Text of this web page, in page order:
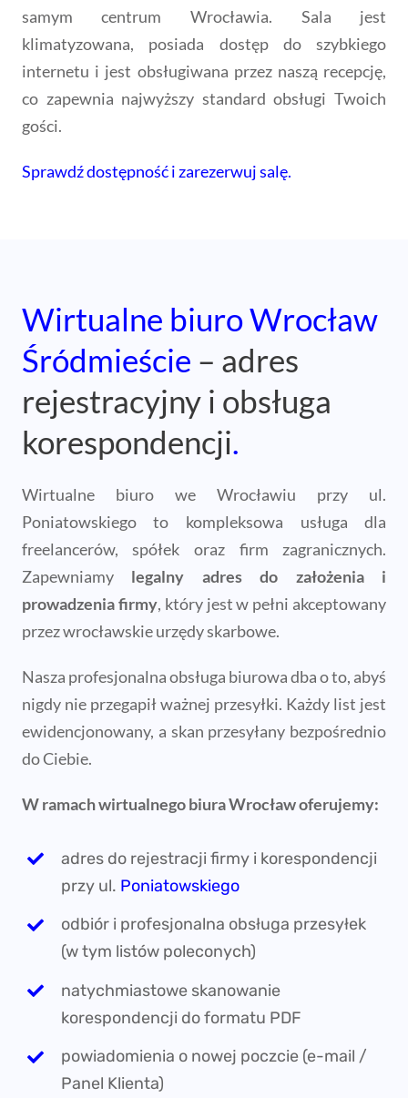
samym centrum Wrocławia. Sala jest
klimatyzowana, posiada dostęp do szybkiego
internetu i jest obsługiwana przez naszą recepcję,
co zapewnia najwyższy standard obsługi Twoich
gości.
Sprawdź dostępność i zarezerwuj salę.
Wirtualne biuro Wrocław
Śródmieście – adres
rejestracyjny i obsługa
korespondencji.
Wirtualne biuro we Wrocławiu przy ul.
Poniatowskiego to kompleksowa usługa dla
freelancerów, spółek oraz firm zagranicznych.
Zapewniamylegalny adres do założenia i
prowadzenia firmy, który jest w pełni akceptowany
przez wrocławskie urzędy skarbowe.
Nasza profesjonalna obsługa biurowa dba o to, abyś
nigdy nie przegapił ważnej przesyłki. Każdy list jest
ewidencjonowany, a skan przesyłany bezpośrednio
do Ciebie.
W ramach wirtualnego biura Wrocław oferujemy:
adres do rejestracji firmy i korespondencji
przy ul. Poniatowskiego
odbiór i profesjonalna obsługa przesyłek
(w tym listów poleconych)
natychmiastowe skanowanie
korespondencji do formatu PDF
powiadomienia o nowej poczcie (e-mail /
Panel Klienta)